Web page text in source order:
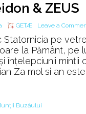
& ZEUS
GETÆ Leave a
pe
la Pământ, pe
înţelepciunii
Za mol si an este